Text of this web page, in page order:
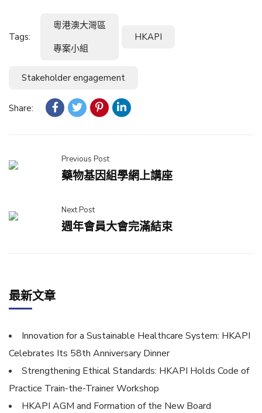
Tags:
粵港澳大灣區
專案小組
HKAPI
Stakeholder engagement
Share:
Previous Post
藥物基因組學網上講座
Next Post
週年會員大會完滿結束
最新文章
Innovation for a Sustainable Healthcare System: HKAPI
Celebrates Its 58th Anniversary Dinner
Strengthening Ethical Standards: HKAPI Holds Code of
Practice Train-the-Trainer Workshop
HKAPI AGM and Formation of the New Board